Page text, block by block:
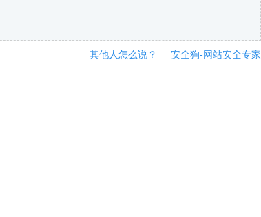
其他人怎么说？ 安全狗-网站安全专家